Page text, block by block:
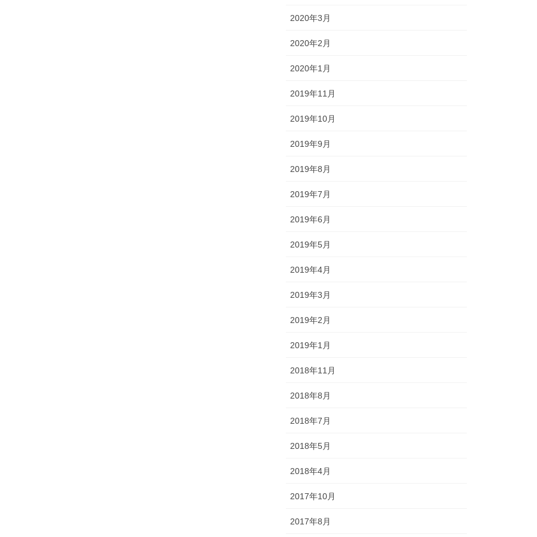
2020年3月
2020年2月
2020年1月
2019年11月
2019年10月
2019年9月
2019年8月
2019年7月
2019年6月
2019年5月
2019年4月
2019年3月
2019年2月
2019年1月
2018年11月
2018年8月
2018年7月
2018年5月
2018年4月
2017年10月
2017年8月